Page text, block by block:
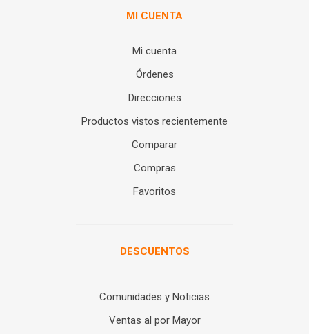
MI CUENTA
Mi cuenta
Órdenes
Direcciones
Productos vistos recientemente
Comparar
Compras
Favoritos
DESCUENTOS
Comunidades y Noticias
Ventas al por Mayor